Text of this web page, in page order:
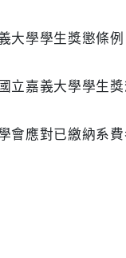
學學生獎懲條例
嘉義大學學生獎
應對已繳納系費